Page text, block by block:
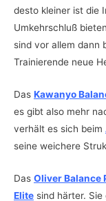
desto kleiner ist die
Umkehrschluß
sind vor allem dann
Trainierende neue
Das Kawanyo
es gibt also mehr
verhält es sich beim
seine weichere
Das Oliver Balance
Elite sind härter.